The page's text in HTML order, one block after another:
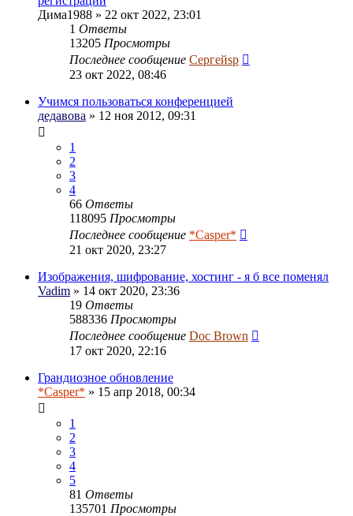
Дима1988 » 22 окт 2022, 23:01
1 Ответы
13205 Просмотры
Последнее сообщение Сергейsp
23 окт 2022, 08:46
Учимся пользоваться конференцией
дедавова » 12 ноя 2012, 09:31
1
2
3
4
66 Ответы
118095 Просмотры
Последнее сообщение *Casper*
21 окт 2020, 23:27
Изображения, шифрование, хостинг - я б все поменял
Vadim » 14 окт 2020, 23:36
19 Ответы
588336 Просмотры
Последнее сообщение Doc Brown
17 окт 2020, 22:16
Грандиозное обновление
*Casper* » 15 апр 2018, 00:34
1
2
3
4
5
81 Ответы
135701 Просмотры